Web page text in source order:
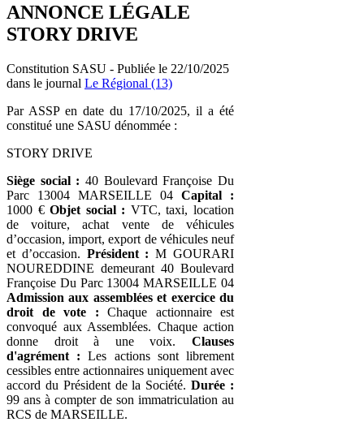
ANNONCE LÉGALE
STORY DRIVE
Constitution SASU - Publiée le 22/10/2025
dans le journal Le Régional (13)
Par ASSP en date du 17/10/2025, il a été
constitué une SASU dénommée :
STORY DRIVE
Siège social : 40 Boulevard Françoise Du
Parc 13004 MARSEILLE 04 Capital :
1000 €Objet social : VTC, taxi, location
de voiture, achat vente de véhicules
d’occasion, import, export de véhicules neuf
et d’occasion. Président : M GOURARI
NOUREDDINE demeurant 40 Boulevard
Françoise Du Parc 13004 MARSEILLE 04
Admission aux assemblées et exercice du
droit de vote : Chaque actionnaire est
convoqué aux Assemblées. Chaque action
donne droit à une voix. Clauses
d'agrément : Les actions sont librement
cessibles entre actionnaires uniquement avec
accord du Président de la Société.Durée :
99 ans à compter de son immatriculation au
RCS de MARSEILLE.